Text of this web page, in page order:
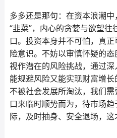
多多还是那句：在资本浪潮
“韭菜”，内心的贪婪与欲望
口。投资本身并不可怕，真
险意识。不妨以审慎怀疑的
视作潜在的风险挑战，通过
能规避风险又能实现财富增
不被社会发展所淘汰，我们
口来临时顺势而为，待市场
际，及时抽身、安全退场，这